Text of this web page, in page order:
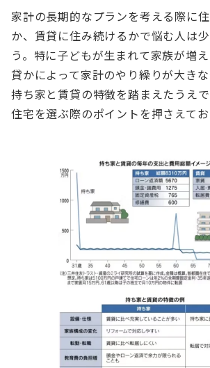
家計の⻑期的なプランを考える際に
か、賃貸に住み続けるかで悩む⼈は
う。特に⼦どもが⽣まれて家族が増
貸かによって家計のやり繰りが⼤きな
持ち家と賃貸の特徴を踏まえたうえ
住宅を選ぶ際のポイントを押さえてお